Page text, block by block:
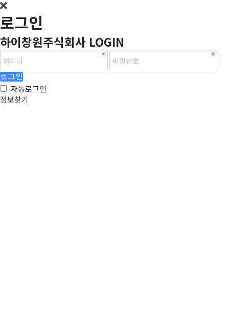
돌
가
기
로그인
하이창원주식회사 LOGIN
로그인
자동로그인
정보찾기